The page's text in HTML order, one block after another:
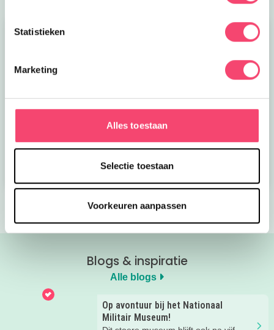
Statistieken
Marketing
Alles toestaan
Selectie toestaan
Voorkeuren aanpassen
Kroon op de taart bij
Onze favoriete
Blogs & inspiratie
Alle blogs
Op avontuur bij het Nationaal
Militair Museum!